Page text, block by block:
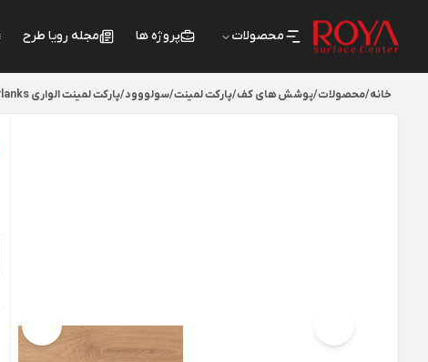
محصولات پروژه ها مجله رویا طرح
خانه/محصولات/پوشش های کف/پارکت لمینت/سولووود/پارکت لمینت الواری Tropical Planks